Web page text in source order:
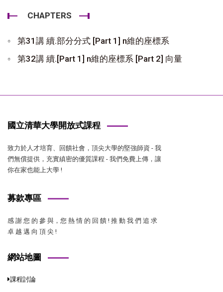
CHAPTERS
第31講 續.部分分式 [Part 1] n維的座標系
第32講 續.[Part 1] n維的座標系 [Part 2] 向量
國立清華大學開放式課程
致力於人才培育、回饋社會，頂尖大學的堅強師資 - 我
們無償提供，充實縝密的優質課程 - 我們免費上傳，讓
你在家也能上大學 !
募款專區
感 謝 您 的 參 與，您 熱 情 的 回 饋 ! 推 動 我 們 追 求
卓 越 邁 向 頂 尖 !
網站地圖
課程討論